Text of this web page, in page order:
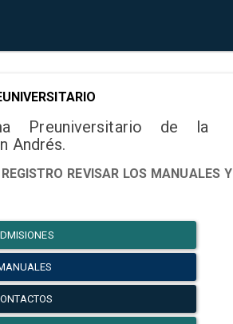
Preuniversitario de la
Andrés.
REVISAR LOS MANUALES Y